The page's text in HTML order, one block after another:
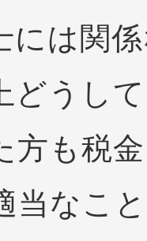
には関
どうし
方も税
当なこ